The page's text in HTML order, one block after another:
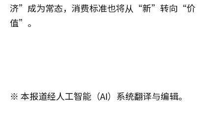
济”成为常态，消费标准也将从“新”转向“价
值”。
※ 本报道经人工智能（AI）系统翻译与编辑。